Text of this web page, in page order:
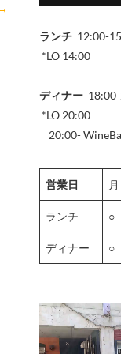
ランチ 12:00-
*LO 14:00
ディナー
*LO 20:00
20:00-
営業日 月
ランチ ○
ディナー ○
動
画